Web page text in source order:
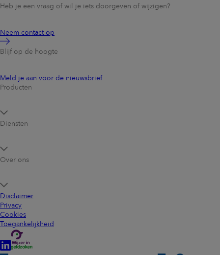
Heb je een vraag of wil je iets doorgeven of wijzigen?
Neem contact op
Blijf op de hoogte
Meld je aan voor de nieuwsbrief
Producten
Diensten
Over ons
Disclaimer
Privacy
Cookies
Toegankelijkheid